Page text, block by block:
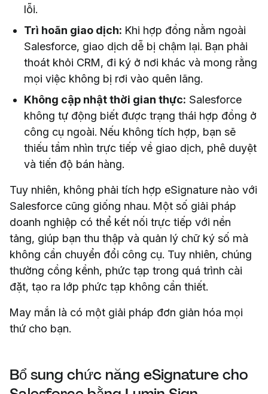
lỗi.
Trì hoãn giao dịch: Khi hợp đồng nằm ngoài
Salesforce, giao dịch dễ bị chậm lại. Bạn phải
thoát khỏi CRM, đi ký ở nơi khác và mong rằng
mọi việc không bị rơi vào quên lãng.
Không cập nhật thời gian thực: Salesforce
không tự động biết được trạng thái hợp đồng ở
công cụ ngoài. Nếu không tích hợp, bạn sẽ
thiếu tầm nhìn trực tiếp về giao dịch, phê duyệt
và tiến độ bán hàng.
Tuy nhiên, không phải tích hợp eSignature nào với
Salesforce cũng giống nhau. Một số giải pháp
doanh nghiệp có thể kết nối trực tiếp với nền
tảng, giúp bạn thu thập và quản lý chữ ký số mà
không cần chuyển đổi công cụ. Tuy nhiên, chúng
thường cồng kềnh, phức tạp trong quá trình cài
đặt, tạo ra lớp phức tạp không cần thiết.
May mắn là có một giải pháp đơn giản hóa mọi
thứ cho bạn.
Bổ sung chức năng eSignature cho